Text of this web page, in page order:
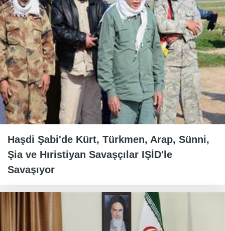
Haşdi Şabi'de Kürt, Türkmen, Arap, Sünni,
Şia ve Hıristiyan Savaşçılar IŞİD'le
Savaşıyor